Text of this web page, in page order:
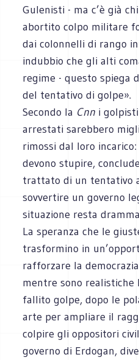
Gulenisti - ma c’è già
abortito colpo militare
dai colonnelli di rango
indubbio che gli alti
regime - questo spiega
del tentativo di golpe».
Secondo la Cnn i
arrestati sarebbero
rimossi dal loro
devono stupire,
trattato di un tentativo
sovvertire un governo
situazione resta
La speranza che le
trasformino in
rafforzare la
mentre sono realistiche
fallito golpe, dopo le
arte per ampliare il
colpire gli oppositori
governo di Erdogan,